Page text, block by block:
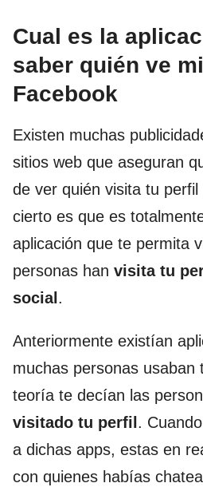
Cual es la
saber quién ve
Facebook
Existen muchas
sitios web que aseguran
de ver quién visita tu
cierto es que es
aplicación que te permita
personas han visita tu
social .
Anteriormente existían
muchas personas usaban
teoría te decían las
visitado tu perfil .
a dichas apps, estas en
con quienes habías